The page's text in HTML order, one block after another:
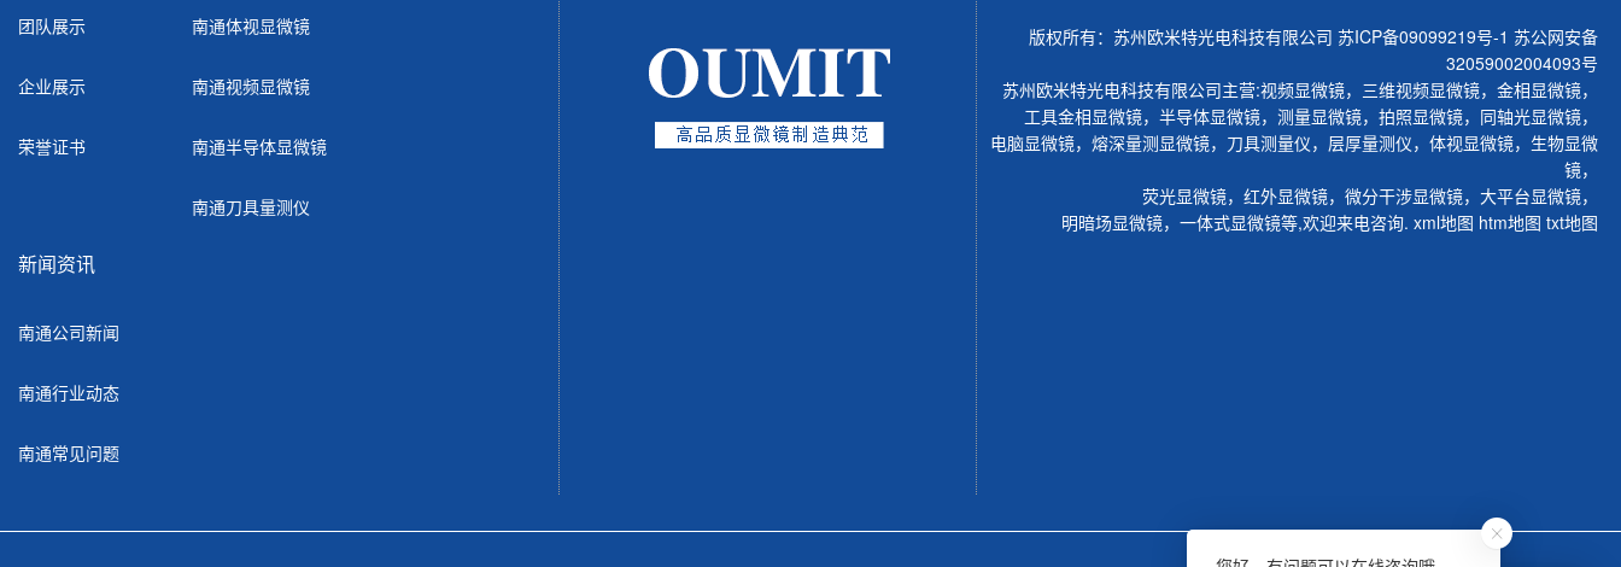
团队展示
企业展示
荣誉证书
南通体视显微镜
南通视频显微镜
南通半导体显微镜
南通刀具量测仪
新闻资讯
南通公司新闻
南通行业动态
南通常见问题
版权所有：苏州欧米特光电科技有限公司 苏ICP备09099219号-1 苏公网安备
32059002004093号
苏州欧米特光电科技有限公司主营:视频显微镜， 三维视频显微镜， 金相显微镜，
工具金相显微镜， 半导体显微镜， 测量显微镜， 拍照显微镜， 同轴光显微镜，
电脑显微镜， 熔深量测显微镜， 刀具测量仪， 层厚量测仪， 体视显微镜， 生物显微
镜，
荧光显微镜， 红外显微镜， 微分干涉显微镜， 大平台显微镜，
明暗场显微镜， 一体式显微镜等,欢迎来电咨询. xml地图 htm地图 txt地图